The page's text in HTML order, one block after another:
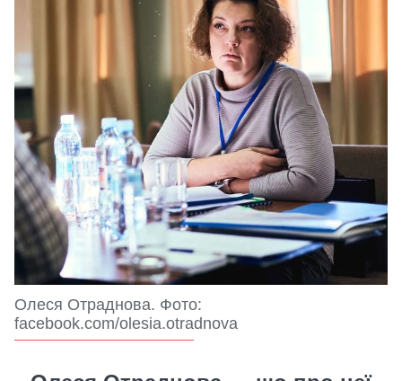
Олеся Отраднова. Фото:
facebook.com/olesia.otradnova